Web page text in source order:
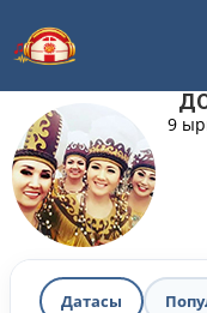
9
Датасы